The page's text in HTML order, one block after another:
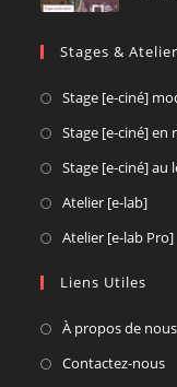
Stages &
Stage [e-ciné]
Stage [e-ciné] en
Stage [e-ciné] au
Atelier [e-lab]
Atelier [e-lab Pro]
Liens Utiles
À propos de nous
Contactez-nous